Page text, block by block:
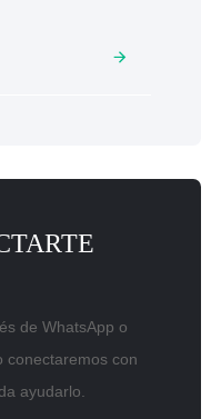
de WhatsApp o
conectaremos con
ayudarlo.